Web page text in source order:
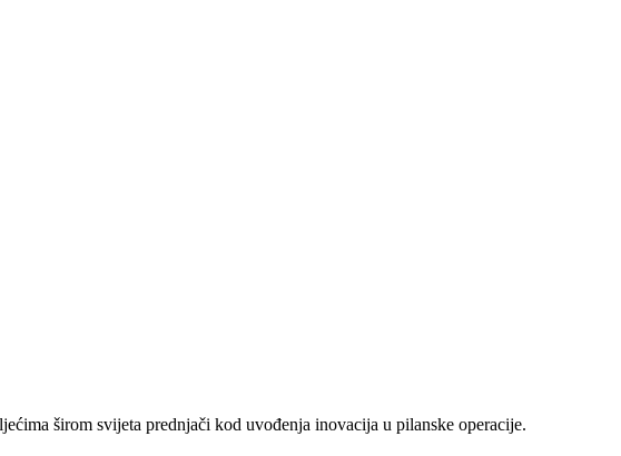
širom svijeta prednjači kod uvođenja inovacija u pilanske operacije.